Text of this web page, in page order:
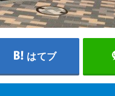
はてブ